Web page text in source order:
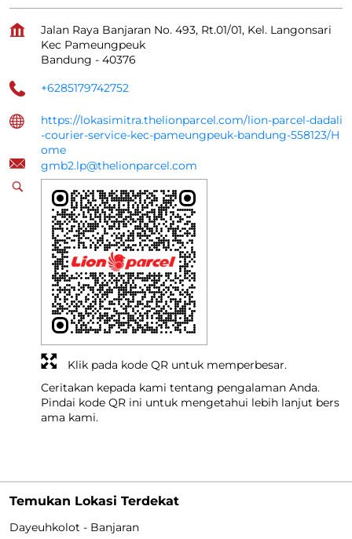
Jalan Raya Banjaran No. 493, Rt.01/01, Kel. Langonsari
Kec Pameungpeuk
Bandung - 40376
+6285179742752
https://lokasimitra.thelionparcel.com/lion-parcel-dadali
-courier-service-kec-pameungpeuk-bandung-558123/H
ome
gmb2.lp@thelionparcel.com
Ceritakan kepada kami tentang pengalaman Anda.
Pindai kode QR ini untuk mengetahui lebih lanjut bers
ama kami.
Klik pada kode QR untuk memperbesar.
Temukan Lokasi Terdekat
Dayeuhkolot - Banjaran